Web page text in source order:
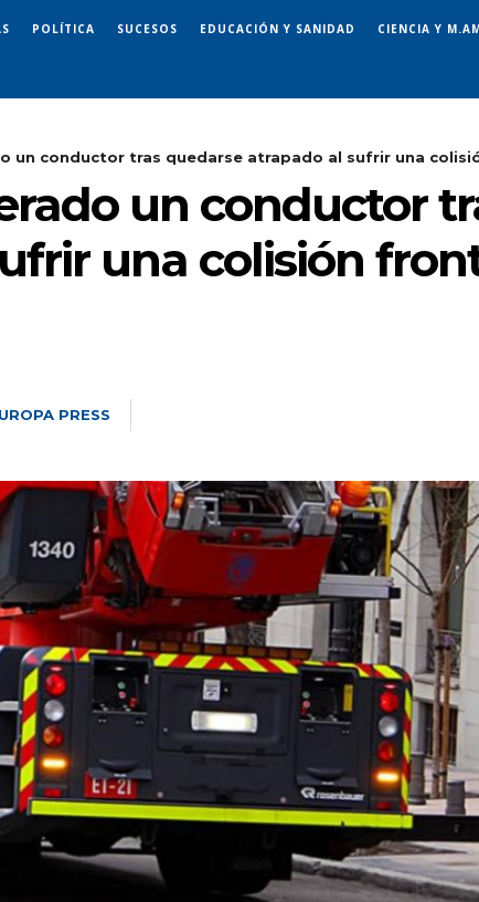
POLÍTICA SUCESOS EDUCACIÓN Y SANIDAD CIENCIA Y
un conductor tras quedarse atrapado al sufrir una
un conductor
una colisión
PRESS